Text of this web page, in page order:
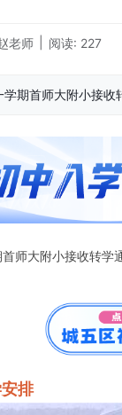
老师 阅读: 227
期首师大附小接收
师大附小接收转学
排